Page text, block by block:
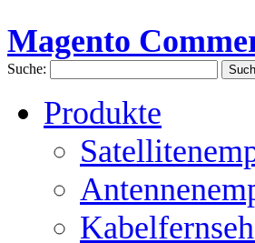
Magento
Suche:
Produkte